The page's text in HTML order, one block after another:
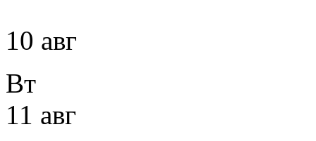
10 авг
Вт
11 авг